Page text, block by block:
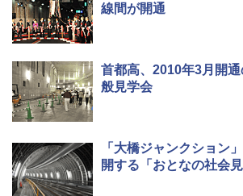
線間が開通
首都高、2010年3月開
般見学会
「大橋ジャンクション
開する「おとなの社会見